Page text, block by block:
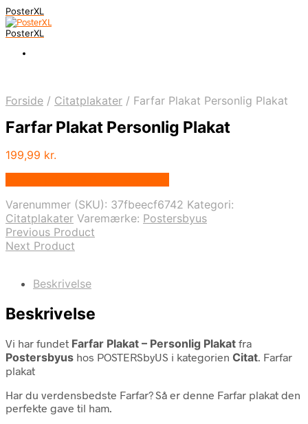
PosterXL
PosterXL
Forside / Citatplakater / Farfar Plakat Personlig Plakat
Farfar Plakat Personlig Plakat
199,99 kr.
Varenummer (SKU): 37fbeecf6742 Kategori:
Citatplakater Varemærke: Postersbyus
Previous Product
Next Product
Beskrivelse
Beskrivelse
Vi har fundet Farfar Plakat – Personlig Plakat fra
Postersbyus hos POSTERSbyUS i kategorien Citat. Farfar
plakat
Har du verdensbedste Farfar? Så er denne Farfar plakat den
perfekte gave til ham.